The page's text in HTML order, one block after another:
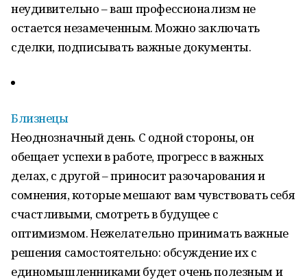
неудивительно – ваш профессионализм не
остается незамеченным. Можно заключать
сделки, подписывать важные документы.
Близнецы
Неоднозначный день. С одной стороны, он
обещает успехи в работе, прогресс в важных
делах, с другой – приносит разочарования и
сомнения, которые мешают вам чувствовать себя
счастливыми, смотреть в будущее с
оптимизмом. Нежелательно принимать важные
решения самостоятельно: обсуждение их с
единомышленниками будет очень полезным и